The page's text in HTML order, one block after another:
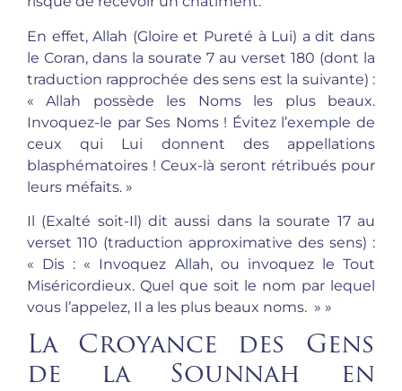
En effet, Allah (Gloire et Pureté à Lui) a dit dans
le Coran, dans la sourate 7 au verset 180 (dont la
traduction rapprochée des sens est la suivante) :
« Allah possède les Noms les plus beaux.
Invoquez-le par Ses Noms ! Évitez l’exemple de
ceux qui Lui donnent des appellations
blasphématoires ! Ceux-là seront rétribués pour
leurs méfaits. »
Il (Exalté soit-Il) dit aussi dans la sourate 17 au
verset 110 (traduction approximative des sens) :
« Dis : « Invoquez Allah, ou invoquez le Tout
Miséricordieux. Quel que soit le nom par lequel
vous l’appelez, Il a les plus beaux noms. » »
La Croyance des Gens
de la Sounnah en